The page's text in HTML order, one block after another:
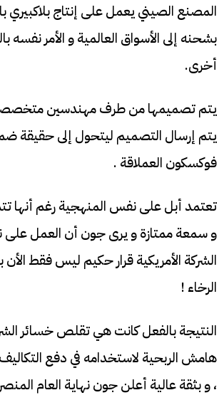
المصنع الصيني يعمل على إنتاج بلاكبيري
بشحنه إلى الأسواق العالمية و الأمر نفسه
أخرى.
يتم تصميمها من طرف مهندسين
يتم إرسال التصميم ليتحول إلى حقيقة
فوكسكون العملاقة .
تعتمد أبل على نفس المنهجية رغم أنها
و سمعة ممتازة و يرى جون أن العمل على
الشركة الأمريكية قرار حكيم ليس فقط
الرخاء !
النتيجة بالفعل كانت هي تقلص خسائر
هامش الربحية لاستخدامه في دفع
، و بثقة عالية أعلن جون نهاية العام